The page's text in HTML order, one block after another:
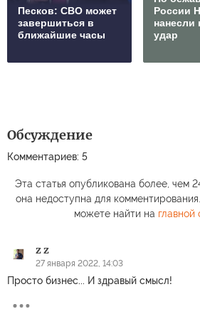
Песков: СВО может
завершиться в
ближайшие часы
России
нанесли
удар
Обсуждение
Комментариев: 5
Эта статья опубликована более, чем
она недоступна для
можете найти на главной
z z
27 января 2022, 14:03
Просто бизнес... И здравый смысл!